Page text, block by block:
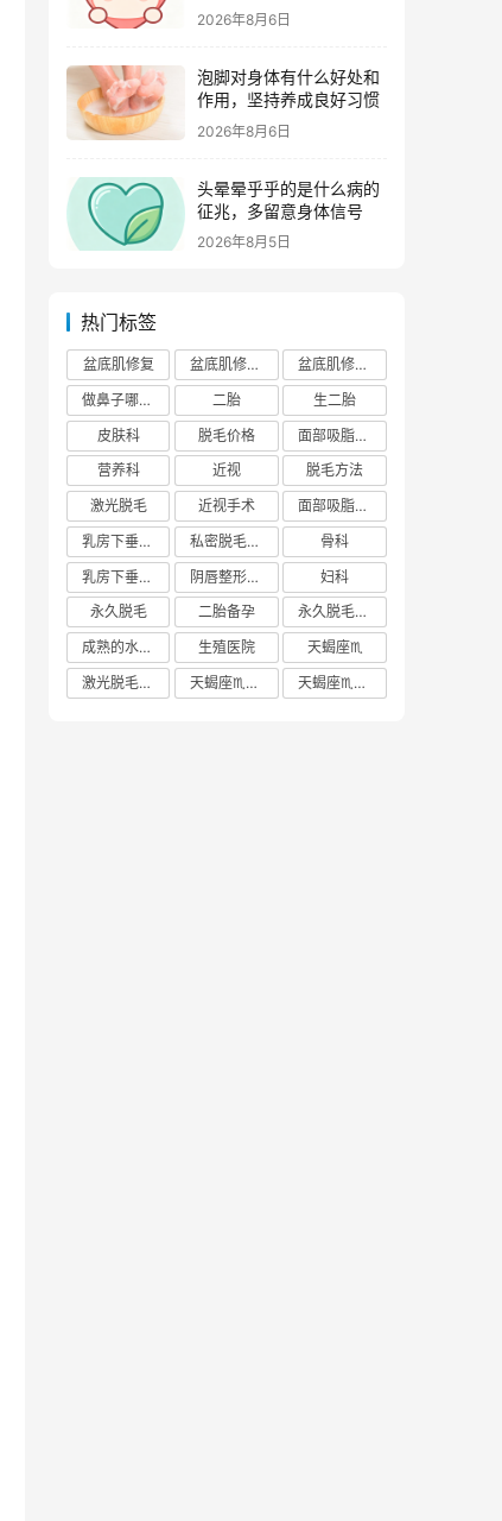
2026年8月6日
泡脚对身体有什么好处和
作用，坚持养成良好习惯
2026年8月6日
头晕晕乎乎的是什么病的
征兆，多留意身体信号
2026年8月5日
热门标签
盆底肌修复 盆底肌修复医院排行榜
盆底肌修复多少钱
做鼻子哪个正规医院比较出名
二胎
生二胎
皮肤科
脱毛价格
面部吸脂费用
营养科
近视
脱毛方法
激光脱毛
近视手术
面部吸脂多少钱
乳房下垂矫正价格
私密脱毛方法
骨科
乳房下垂矫正费用
阴唇整形手术多少钱
妇科
永久脱毛
二胎备孕
永久脱毛方法
成熟的水蜜桃
生殖医院
天蝎座♏️
激光脱毛价格
天蝎座♏️女生 天蝎座♏️男生